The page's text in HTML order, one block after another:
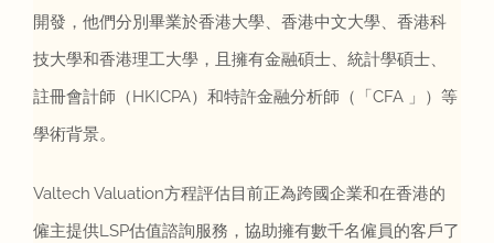
開發，他們分別畢業於香港大學、香港中文大學、香港科
技大學和香港理工大學，且擁有金融碩士、統計學碩士、
註冊會計師（HKICPA）和特許金融分析師（「CFA 」）等
學術背景。
Valtech Valuation方程評估目前正為跨國企業和在香港的
僱主提供LSP估值諮詢服務，協助擁有數千名僱員的客戶了